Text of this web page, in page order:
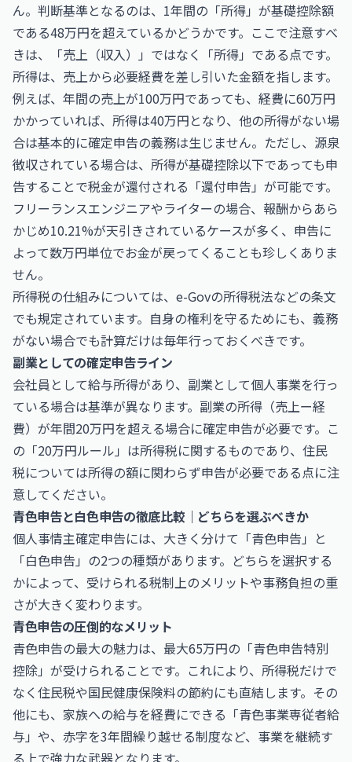
ん。判断基準となるのは、1年間の「所得」が基礎控除額
である48万円を超えているかどうかです。ここで注意すべ
きは、「売上（収入）」ではなく「所得」である点です。
所得は、売上から必要経費を差し引いた金額を指します。
例えば、年間の売上が100万円であっても、経費に60万円
かかっていれば、所得は40万円となり、他の所得がない場
合は基本的に確定申告の義務は生じません。ただし、源泉
徴収されている場合は、所得が基礎控除以下であっても申
告することで税金が還付される「還付申告」が可能です。
フリーランスエンジニアやライターの場合、報酬からあら
かじめ10.21%が天引きされているケースが多く、申告に
よって数万円単位でお金が戻ってくることも珍しくありま
せん。
所得税の仕組みについては、e-Govの所得税法などの条文
でも規定されています。自身の権利を守るためにも、義務
がない場合でも計算だけは毎年行っておくべきです。
副業としての確定申告ライン
会社員として給与所得があり、副業として個人事業を行っ
ている場合は基準が異なります。副業の所得（売上ー経
費）が年間20万円を超える場合に確定申告が必要です。こ
の「20万円ルール」は所得税に関するものであり、住民
税については所得の額に関わらず申告が必要である点に注
意してください。
青色申告と白色申告の徹底比較｜どちらを選ぶべきか
個人事情主確定申告には、大きく分けて「青色申告」と
「白色申告」の2つの種類があります。どちらを選択する
かによって、受けられる税制上のメリットや事務負担の重
さが大きく変わります。
青色申告の圧倒的なメリット
青色申告の最大の魅力は、最大65万円の「青色申告特別
控除」が受けられることです。これにより、所得税だけで
なく住民税や国民健康保険料の節約にも直結します。その
他にも、家族への給与を経費にできる「青色事業専従者給
与」や、赤字を3年間繰り越せる制度など、事業を継続す
る上で強力な武器となります。